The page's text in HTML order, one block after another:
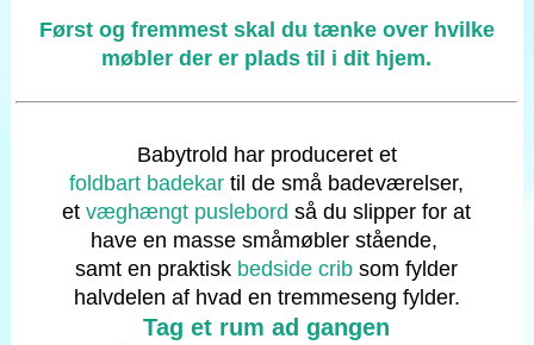
Først og fremmest skal du tænke over hvilke
møbler der er plads til i dit hjem.
Babytrold har produceret et
foldbart badekar til de små badeværelser,
etvæghængt puslebord så du slipper for at
have en masse småmøbler stående,
samt en praktisk bedside crib som fylder
halvdelen af hvad en tremmeseng fylder.
Tag et rum ad gangen